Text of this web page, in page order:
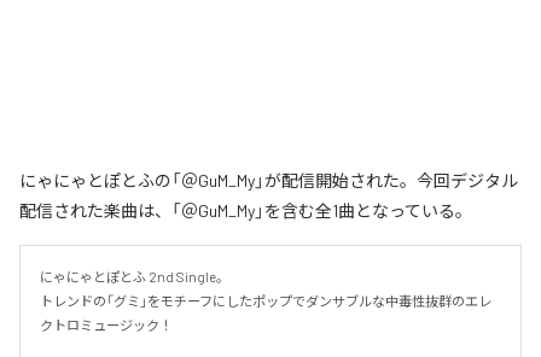
にゃにゃとぽとふの「＠GuM_My」が配信開始された。今回デジタル
配信された楽曲は、「＠GuM_My」を含む全1曲となっている。
にゃにゃとぽとふ 2nd Single。
トレンドの「グミ」をモチーフにしたポップでダンサブルな中毒性抜群のエレ
クトロミュージック！